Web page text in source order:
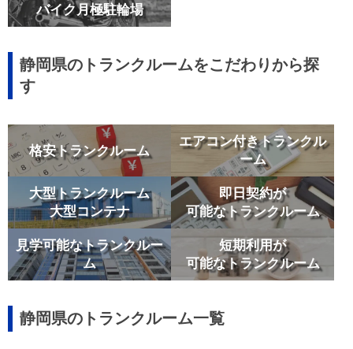
バイク月極駐輪場
静岡県のトランクルームをこだわりから探
す
格安トランクルーム
エアコン付きトランクル
ーム
大型トランクルーム
大型コンテナ
即日契約が
可能なトランクルーム
見学可能なトランクルー
ム
短期利用が
可能なトランクルーム
静岡県のトランクルーム一覧